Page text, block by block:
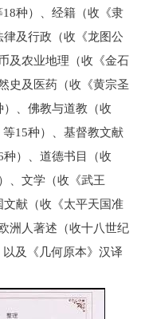
种）、经籍（收《隶
及行政（收《龙图公
及农业地理（收《金石
史及医药（收《黄宗圣
、佛教与道教（收
等15种）、基督教文献
种）、道德书目（收
、文学（收《武王
献（收《太平天国准
洲人著述（收十八世纪
及《几何原本》汉译